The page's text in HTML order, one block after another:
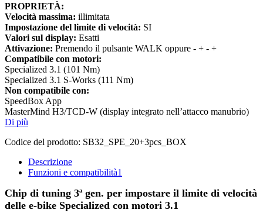
PROPRIETÀ:
Velocità massima: illimitata
Impostazione del limite di velocità: SI
Valori sul display: Esatti
Attivazione: Premendo il pulsante WALK oppure - + - +
Compatibile con motori:
Specialized 3.1 (101 Nm)
Specialized 3.1 S-Works (111 Nm)
Non compatibile con:
SpeedBox App
MasterMind H3/TCD-W (display integrato nell’attacco manubrio)
Di più
Codice del prodotto: SB32_SPE_20+3pcs_BOX
Descrizione
Funzioni e compatibilità1
Chip di tuning 3ª gen. per impostare il limite di velocità
delle e-bike Specialized con motori 3.1